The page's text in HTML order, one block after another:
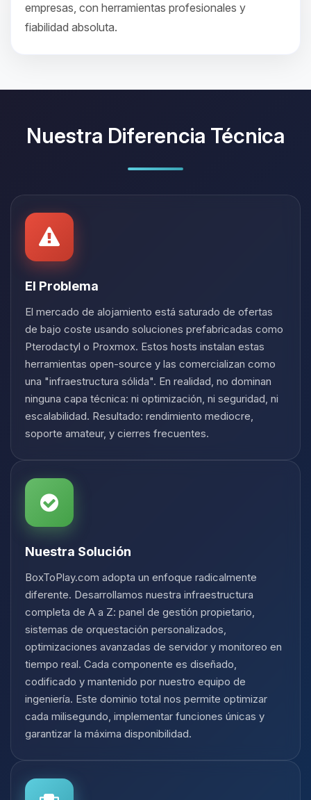
empresas, con herramientas profesionales y
fiabilidad absoluta.
Nuestra Diferencia Técnica
El Problema
El mercado de alojamiento está saturado de ofertas
de bajo coste usando soluciones prefabricadas como
Pterodactyl o Proxmox. Estos hosts instalan estas
herramientas open-source y las comercializan como
una "infraestructura sólida". En realidad, no dominan
ninguna capa técnica: ni optimización, ni seguridad, ni
escalabilidad. Resultado: rendimiento mediocre,
soporte amateur, y cierres frecuentes.
Nuestra Solución
BoxToPlay.com adopta un enfoque radicalmente
diferente. Desarrollamos nuestra infraestructura
completa de A a Z: panel de gestión propietario,
sistemas de orquestación personalizados,
optimizaciones avanzadas de servidor y monitoreo en
tiempo real. Cada componente es diseñado,
codificado y mantenido por nuestro equipo de
ingeniería. Este dominio total nos permite optimizar
cada milisegundo, implementar funciones únicas y
garantizar la máxima disponibilidad.
07/08/2026 20:09